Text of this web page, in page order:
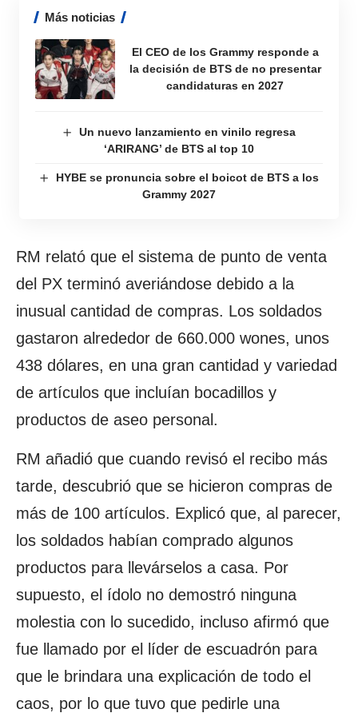
Más noticias
El CEO de los Grammy responde a
la decisión de BTS de no presentar
candidaturas en 2027
Un nuevo lanzamiento en vinilo regresa
‘ARIRANG’ de BTS al top 10
HYBE se pronuncia sobre el boicot de BTS a los
Grammy 2027
RM relató que el sistema de punto de venta
del PX terminó averiándose debido a la
inusual cantidad de compras. Los soldados
gastaron alrededor de 660.000 wones, unos
438 dólares, en una gran cantidad y variedad
de artículos que incluían bocadillos y
productos de aseo personal.
RM añadió que cuando revisó el recibo más
tarde, descubrió que se hicieron compras de
más de 100 artículos. Explicó que, al parecer,
los soldados habían comprado algunos
productos para llevárselos a casa. Por
supuesto, el ídolo no demostró ninguna
molestia con lo sucedido, incluso afirmó que
fue llamado por el líder de escuadrón para
que le brindara una explicación de todo el
caos, por lo que tuvo que pedirle una